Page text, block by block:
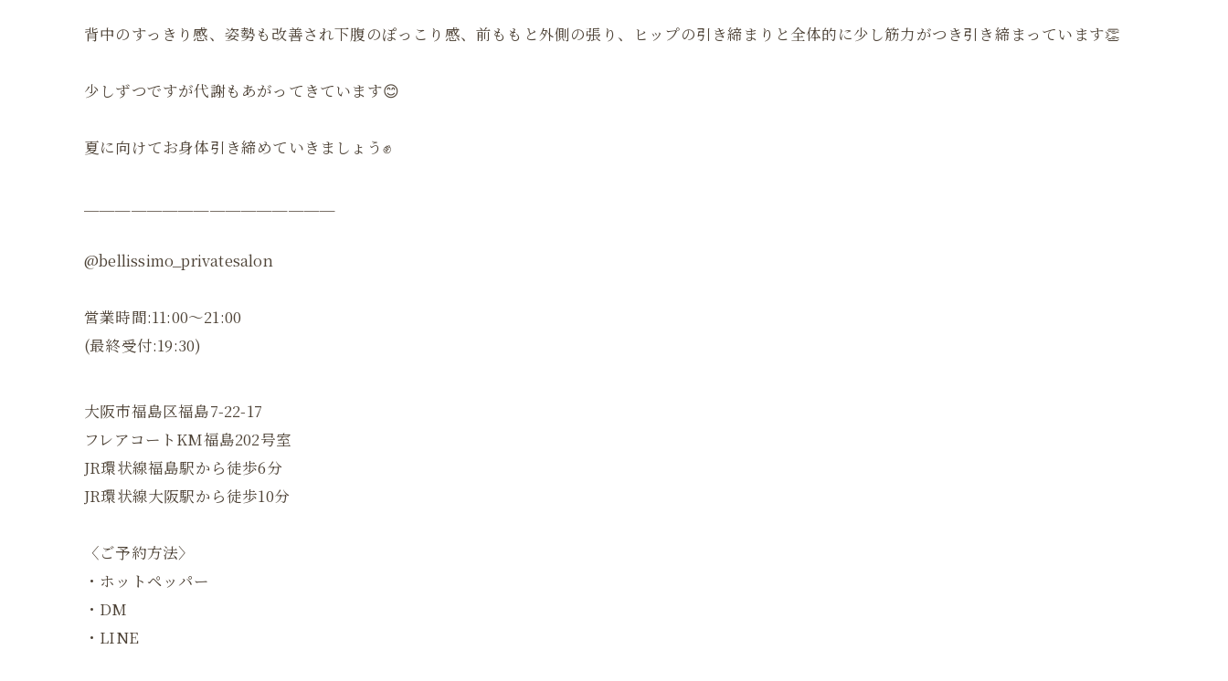
背中のすっきり感、姿勢も改善され下腹のぽっこり感、前ももと外側の張り、ヒップの引き締まりと全体的に少し筋力がつき引き締まっています👏
少しずつですが代謝もあがってきています😊
夏に向けてお身体引き締めていきましょう✊
@bellissimo_privatesalon
営業時間:11:00〜21:00
(最終受付:19:30)
大阪市福島区福島7-22-17
フレアコートKM福島202号室
JR環状線福島駅から徒歩6分
JR環状線大阪駅から徒歩10分
〈ご予約方法〉
・ホットペッパー
・DM
・LINE